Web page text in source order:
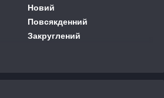
Новий
Повсякденний
Закруглений